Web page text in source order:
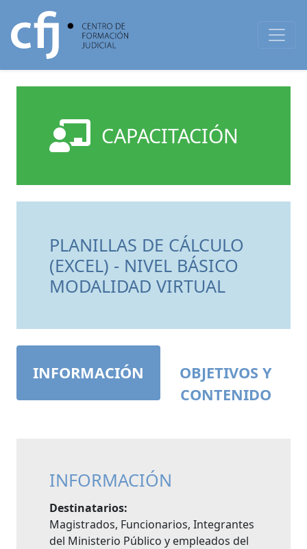
CAPACITACIÓN
PLANILLAS DE CÁLCULO
(EXCEL) - NIVEL BÁSICO
MODALIDAD VIRTUAL
INFORMACIÓN
OBJETIVOS Y
CONTENIDO
INFORMACIÓN
Destinatarios:
Magistrados, Funcionarios, Integrantes
del Ministerio Público y empleados del